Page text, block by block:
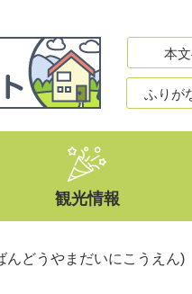
本
ふりが
観光情報
んどうやまだいにこうえん)